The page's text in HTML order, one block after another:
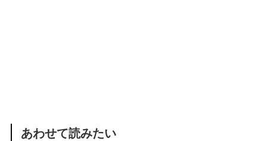
あわせて読みたい